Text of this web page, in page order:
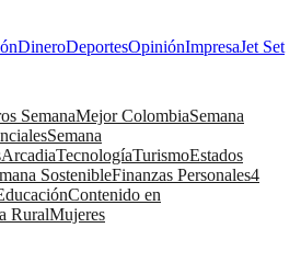
DineroDeportesOpiniónImpresaJet Set
SemanaMejor ColombiaSemana
Semana
ArcadiaTecnologíaTurismoEstados
SostenibleFinanzas Personales4
Contenido en
RuralMujeres